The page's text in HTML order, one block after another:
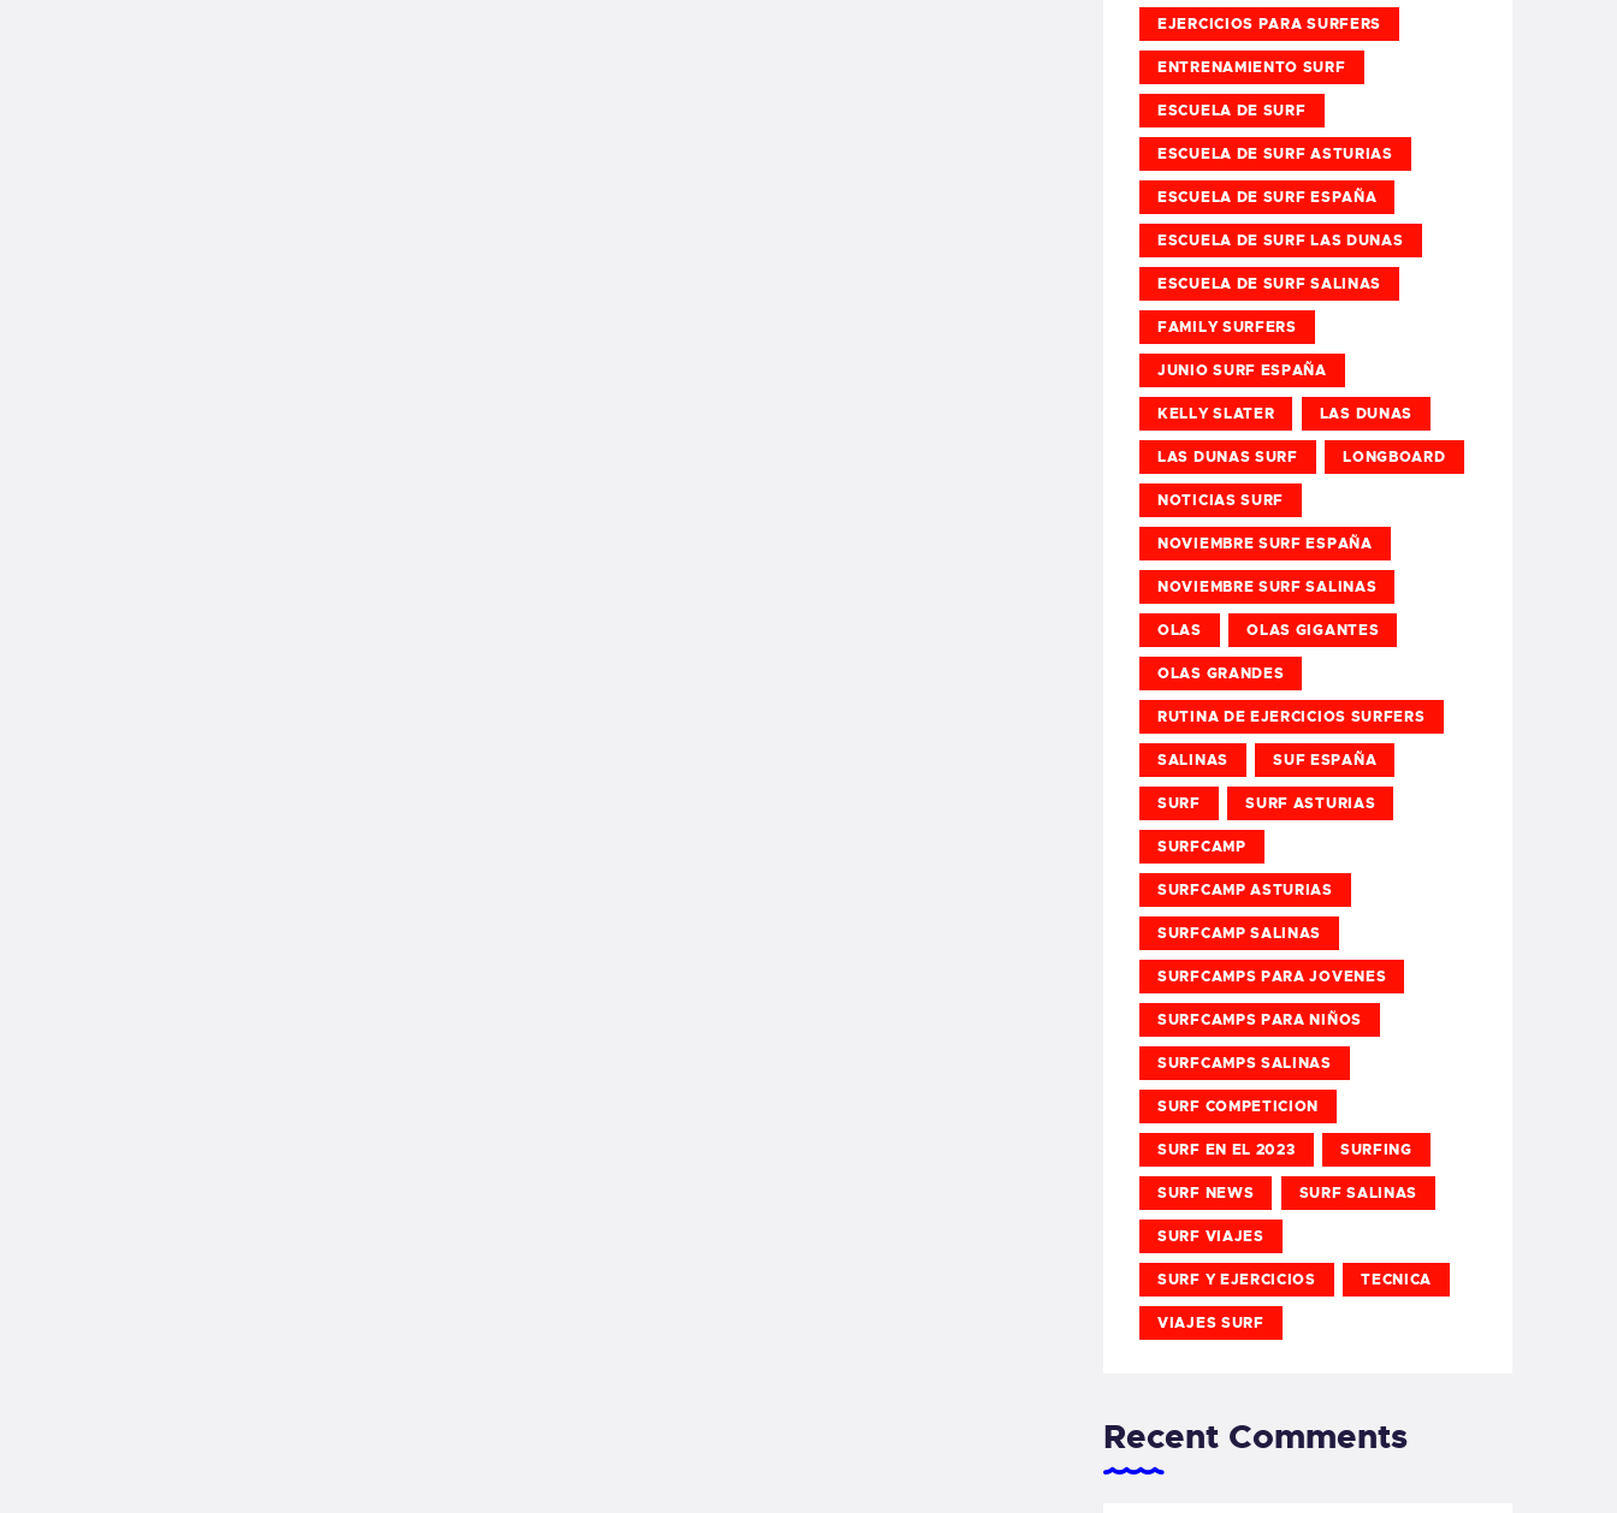
EJERCICIOS PARA SURFERS
ENTRENAMIENTO SURF
ESCUELA DE SURF
ESCUELA DE SURF ASTURIAS
ESCUELA DE SURF ESPAÑA
ESCUELA DE SURF LAS DUNAS
ESCUELA DE SURF SALINAS
FAMILY SURFERS
JUNIO SURF ESPAÑA
KELLY SLATER LAS DUNAS
LAS DUNAS SURF LONGBOARD
NOTICIAS SURF
NOVIEMBRE SURF ESPAÑA
NOVIEMBRE SURF SALINAS
OLAS OLAS GIGANTES
OLAS GRANDES
RUTINA DE EJERCICIOS SURFERS
SALINAS SUF ESPAÑA
SURF SURF ASTURIAS
SURFCAMP
SURFCAMP ASTURIAS
SURFCAMP SALINAS
SURFCAMPS PARA JOVENES
SURFCAMPS PARA NIÑOS
SURFCAMPS SALINAS
SURF COMPETICION
SURF EN EL 2023 SURFING
SURF NEWS SURF SALINAS
SURF VIAJES
SURF Y EJERCICIOS TECNICA
VIAJES SURF
Recent Comments